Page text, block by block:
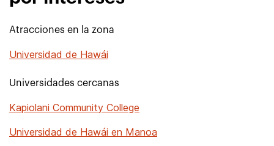
Atracciones en la zona
Universidad de Hawái
Universidades cercanas
Kapiolani Community College
Universidad de Hawái en Manoa